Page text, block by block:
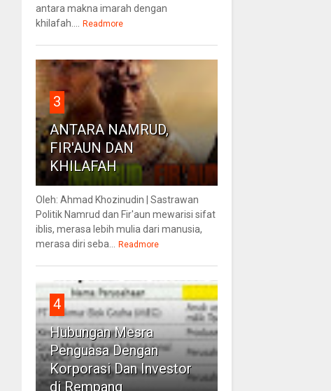
antara makna imarah dengan
khilafah....
Readmore
3
ANTARA NAMRUD,
FIR'AUN DAN
KHILAFAH
Oleh: Ahmad Khozinudin | Sastrawan
Politik Namrud dan Fir'aun mewarisi sifat
iblis, merasa lebih mulia dari manusia,
merasa diri seba...
Readmore
4
Hubungan Mesra
Penguasa Dengan
Korporasi Dan Investor
di Rempang